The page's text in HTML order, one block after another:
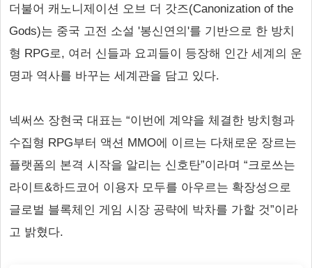
더불어 캐노니제이션 오브 더 갓즈(Canonization of the
Gods)는 중국 고전 소설 '봉신연의'를 기반으로 한 방치
형 RPG로, 여러 신들과 요괴들이 등장해 인간 세계의 운
명과 역사를 바꾸는 세계관을 담고 있다.
넥써쓰 장현국 대표는 “이번에 계약을 체결한 방치형과
수집형 RPG부터 액션 MMO에 이르는 다채로운 장르는
플랫폼의 본격 시작을 알리는 신호탄”이라며 “크로쓰는
라이트&하드코어 이용자 모두를 아우르는 확장성으로
글로벌 블록체인 게임 시장 공략에 박차를 가할 것”이라
고 밝혔다.